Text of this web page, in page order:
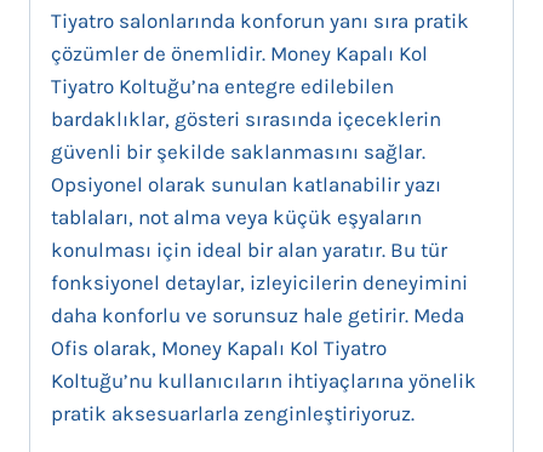
Tiyatro salonlarında konforun yanı sıra pratik
çözümler de önemlidir. Money Kapalı Kol
Tiyatro Koltuğu’na entegre edilebilen
bardaklıklar, gösteri sırasında içeceklerin
güvenli bir şekilde saklanmasını sağlar.
Opsiyonel olarak sunulan katlanabilir yazı
tablaları, not alma veya küçük eşyaların
konulması için ideal bir alan yaratır. Bu tür
fonksiyonel detaylar, izleyicilerin deneyimini
daha konforlu ve sorunsuz hale getirir. Meda
Ofis olarak, Money Kapalı Kol Tiyatro
Koltuğu’nu kullanıcıların ihtiyaçlarına yönelik
pratik aksesuarlarla zenginleştiriyoruz.